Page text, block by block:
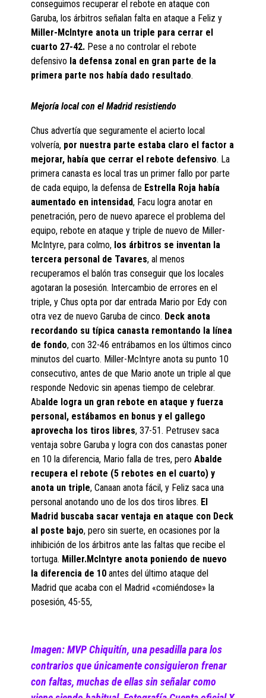
conseguimos recuperar el rebote en ataque con
Garuba, los árbitros señalan falta en ataque a Feliz y
Miller-McIntyre anota un triple para cerrar el
cuarto 27-42. Pese a no controlar el rebote
defensivo la defensa zonal en gran parte de la
primera parte nos había dado resultado.
Mejoría local con el Madrid resistiendo
Chus advertía que seguramente el acierto local
volvería, por nuestra parte estaba claro el factor a
mejorar, había que cerrar el rebote defensivo. La
primera canasta es local tras un primer fallo por parte
de cada equipo, la defensa de Estrella Roja había
aumentado en intensidad, Facu logra anotar en
penetración, pero de nuevo aparece el problema del
equipo, rebote en ataque y triple de nuevo de Miller-
McIntyre, para colmo, los árbitros se inventan la
tercera personal de Tavares, al menos
recuperamos el balón tras conseguir que los locales
agotaran la posesión. Intercambio de errores en el
triple, y Chus opta por dar entrada Mario por Edy con
otra vez de nuevo Garuba de cinco. Deck anota
recordando su típica canasta remontando la línea
de fondo, con 32-46 entrábamos en los últimos cinco
minutos del cuarto. Miller-McIntyre anota su punto 10
consecutivo, antes de que Mario anote un triple al que
responde Nedovic sin apenas tiempo de celebrar.
Abalde logra un gran rebote en ataque y fuerza
personal, estábamos en bonus y el gallego
aprovecha los tiros libres, 37-51. Petrusev saca
ventaja sobre Garuba y logra con dos canastas poner
en 10 la diferencia, Mario falla de tres, peroAbalde
recupera el rebote (5 rebotes en el cuarto) y
anota un triple, Canaan anota fácil, y Feliz saca una
personal anotando uno de los dos tiros libres. El
Madrid buscaba sacar ventaja en ataque con Deck
al poste bajo, pero sin suerte, en ocasiones por la
inhibición de los árbitros ante las faltas que recibe el
tortuga. Miller.McIntyre anota poniendo de nuevo
la diferencia de 10antes del último ataque del
Madrid que acaba con el Madrid «comiéndose» la
posesión, 45-55,
Imagen: MVP Chiquitín, una pesadilla para los
contrarios que únicamente consiguieron frenar
con faltas, muchas de ellas sin señalar como